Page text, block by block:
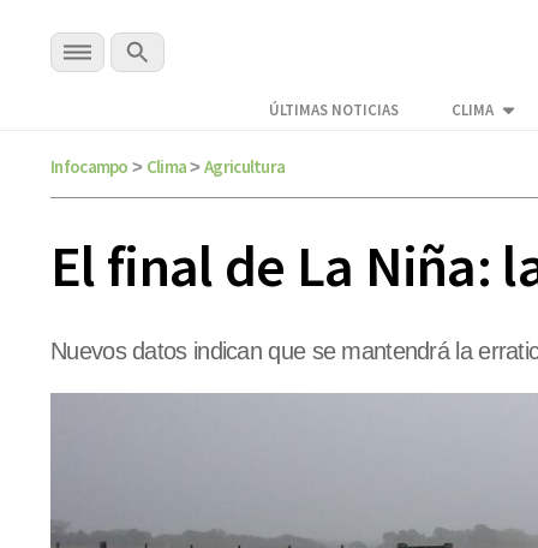
ÚLTIMAS NOTICIAS CLIMA
Infocampo > Clima>Agricultura
El final de La Niña:
Nuevos datos indican que se mantendrá la